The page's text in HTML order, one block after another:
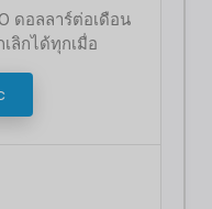
ดอลลาร์ต่อเดือน
ลิกได้ทุกเมื่อ